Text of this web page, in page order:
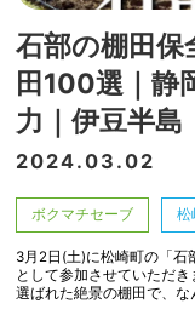
石部の棚田保
田100選｜静
力｜伊豆半島
2024.03.02
ボクマチセーブ 松
3月2日(土)に松崎町の「石
として参加させていただ
選ばれた絶景の棚田で、